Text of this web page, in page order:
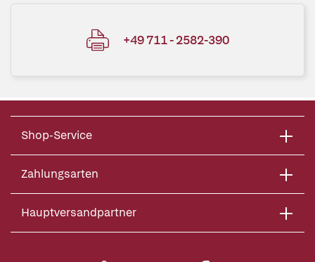
+49 711 - 2582-390
Shop-Service
Zahlungsarten
Hauptversandpartner